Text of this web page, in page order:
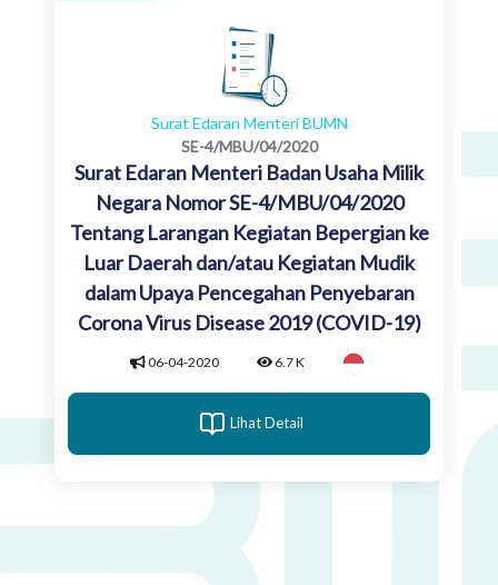
Surat Edaran Menteri BUMN
SE-4/MBU/04/2020
Surat Edaran Menteri Badan Usaha Milik
Negara Nomor SE-4/MBU/04/2020
Tentang Larangan Kegiatan Bepergian ke
Luar Daerah dan/atau Kegiatan Mudik
dalam Upaya Pencegahan Penyebaran
Corona Virus Disease 2019 (COVID-19)
06-04-2020 6.7 K
Lihat Detail